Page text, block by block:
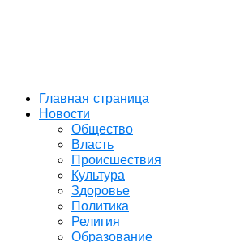
Главная страница
Новости
Общество
Власть
Происшествия
Культура
Здоровье
Политика
Религия
Образование